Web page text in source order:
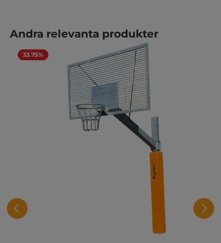
Hoppa över produktgalleri
Andra relevanta produkter
33.75%